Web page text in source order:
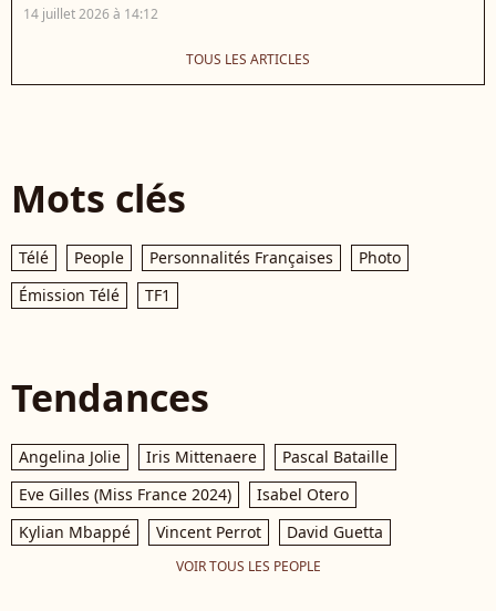
14 juillet 2026 à 14:12
TOUS LES ARTICLES
Mots clés
Télé People Personnalités Françaises
Photo
Émission Télé
TF1
Tendances
Angelina Jolie Iris Mittenaere
Pascal Bataille
Eve Gilles (Miss France 2024)
Isabel Otero
Kylian Mbappé
Vincent Perrot David Guetta
VOIR TOUS LES PEOPLE